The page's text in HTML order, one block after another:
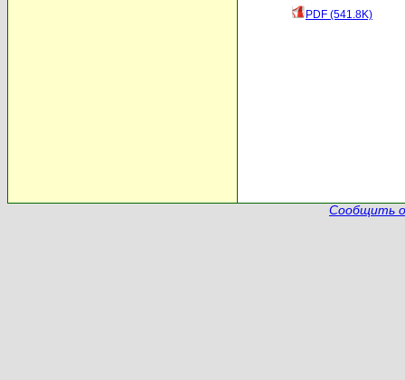
PDF (541.8K)
Сообщить о